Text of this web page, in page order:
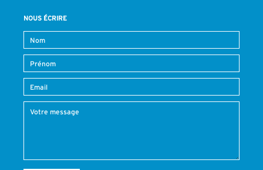
NOUS ÉCRIRE